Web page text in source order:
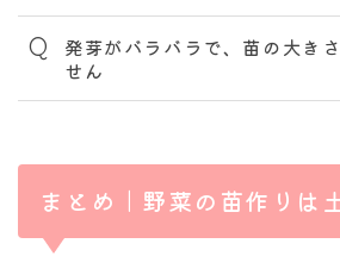
Q
発芽がバラバラで、苗の大き
せん
まとめ｜野菜の苗作りは